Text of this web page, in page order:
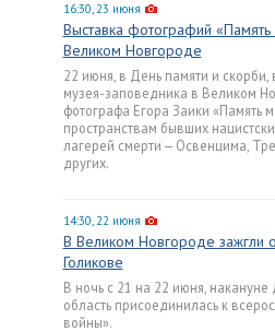
16:30, 23 июня
Выставка фотографий «Память
Великом Новгороде
22 июня, в День памяти и
музея-заповедника в Великом
фотографа Егора Заики «Память
пространствам бывших
лагерей смерти — Освенцима,
других.
14:30, 22 июня
В Великом Новгороде зажгли
Голикове
В ночь с 21 на 22 июня,
область присоединилась к
войны».